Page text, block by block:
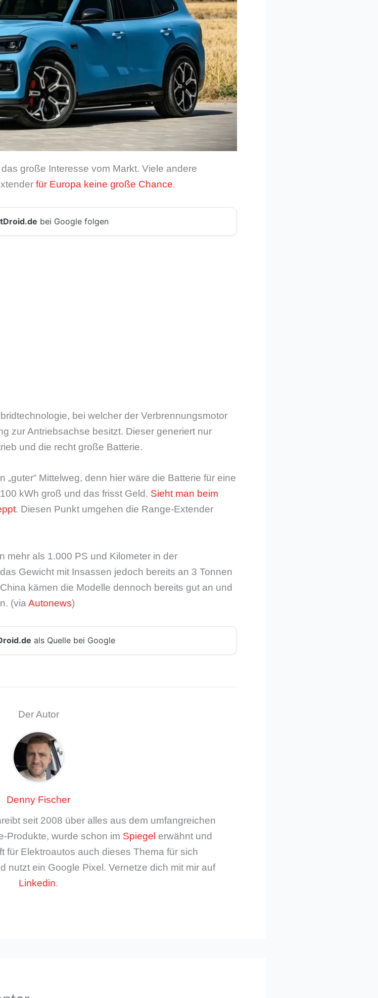
große Interesse vom Markt. Viele andere
für Europa keine große Chance.
bei Google folgen
bei welcher der Verbrennungsmotor
zur Antriebsachse besitzt. Dieser generiert nur
und die recht große Batterie.
Mittelweg, denn hier wäre die Batterie für eine
kWh groß und das frisst Geld. Sieht man beim
. Diesen Punkt umgehen die Range-Extender
mehr als 1.000 PS und Kilometer in der
Gewicht mit Insassen jedoch bereits an 3 Tonnen
kämen die Modelle dennoch bereits gut an und
(via Autonews)
als Quelle bei Google
Der Autor
Denny Fischer
seit 2008 über alles aus dem umfangreichen
Produkte, wurde schon im Spiegel erwähnt und
für Elektroautos auch dieses Thema für sich
nutzt ein Google Pixel. Vernetze dich mit mir auf
Linkedin.